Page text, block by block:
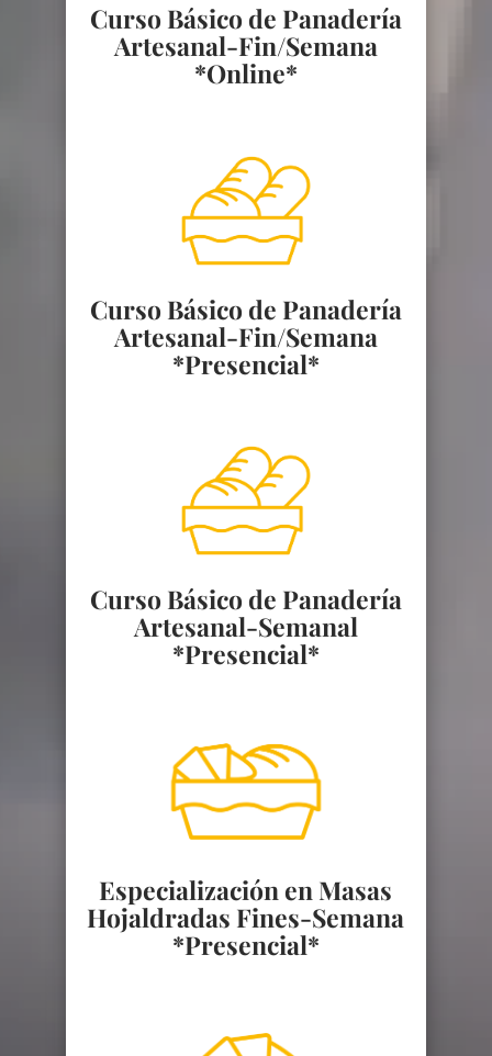
Curso Básico de Panadería
Artesanal-Fin/Semana
*Online*
Curso Básico de Panadería
Artesanal-Fin/Semana
*Presencial*
Curso Básico de Panadería
Artesanal-Semanal
*Presencial*
Especialización en Masas
Hojaldradas Fines-Semana
*Presencial*